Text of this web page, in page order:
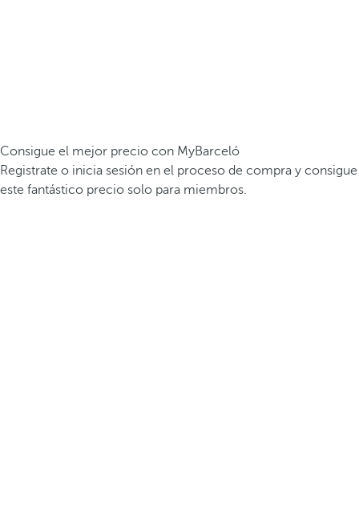
Consigue el mejor precio con MyBarceló
Registrate o inicia sesión en el proceso de compra y consigue
este fantástico precio solo para miembros.